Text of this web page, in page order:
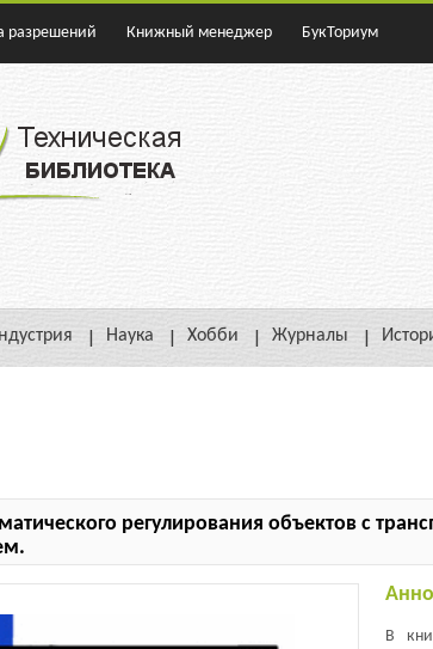
разрешений Книжный менеджер БукТориум
Наука Хобби Журналы
регулирования объектов с
В